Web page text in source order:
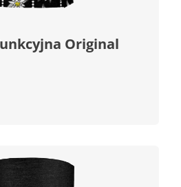
Original